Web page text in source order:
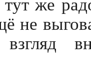
не
взгляд